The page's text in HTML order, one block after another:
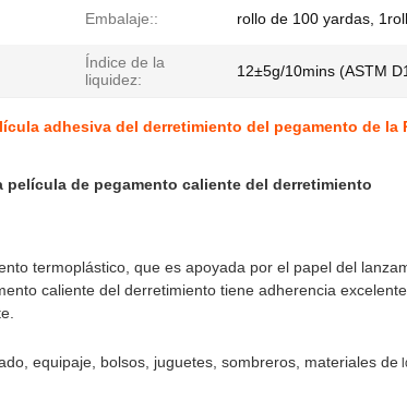
Embalaje:: rollo de 100 yardas,
Índice de la
liquidez:
12±5g/10mins (ASTM
adhesiva del derretimiento del pegamento de la
película de pegamento caliente del derretimiento
termoplástico, que es apoyada por el papel del
caliente del derretimiento tiene adherencia
equipaje, bolsos, juguetes, sombreros, materiales de